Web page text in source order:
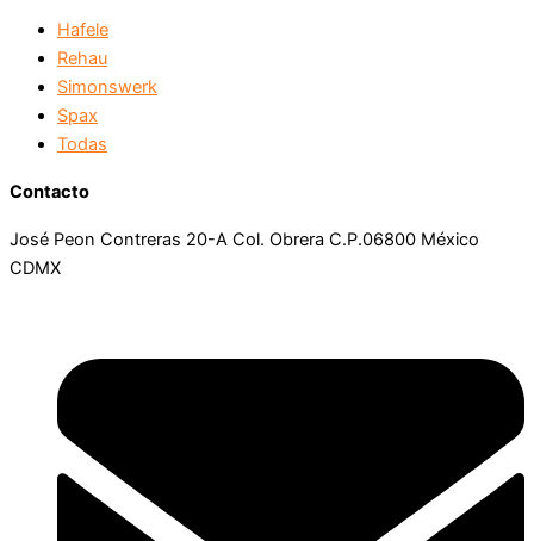
Hafele
Rehau
Simonswerk
Spax
Todas
Contacto
José Peon Contreras 20-A Col. Obrera C.P.06800 México
CDMX